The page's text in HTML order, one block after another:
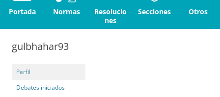
Portada Normas
Resolucio
nes
Secciones Otros
gulbhahar93
Perfil
Debates iniciados